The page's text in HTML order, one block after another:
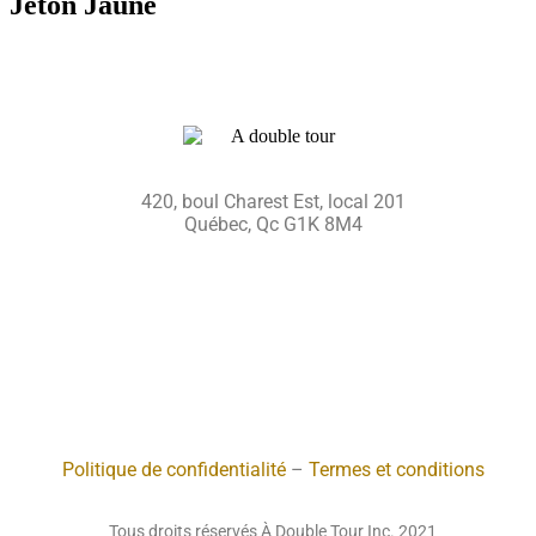
420, boul Charest Est, local 201
Québec, Qc G1K 8M4
Politique de confidentialité– Termes et conditions
Tous droits réservés À Double Tour Inc. 2021